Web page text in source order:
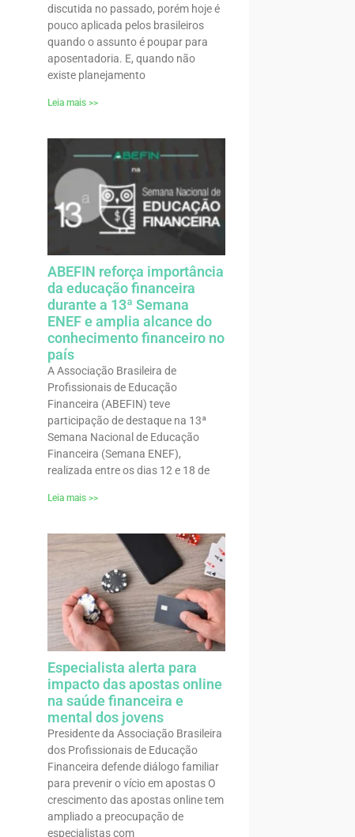
discutida no passado, porém hoje é
pouco aplicada pelos brasileiros
quando o assunto é poupar para
aposentadoria. E, quando não
existe planejamento
Leia mais >>
ABEFIN reforça importância
da educação financeira
durante a 13ª Semana
ENEF e amplia alcance do
conhecimento financeiro no
país
A Associação Brasileira de
Profissionais de Educação
Financeira (ABEFIN) teve
participação de destaque na 13ª
Semana Nacional de Educação
Financeira (Semana ENEF),
realizada entre os dias 12 e 18 de
Leia mais >>
Especialista alerta para
impacto das apostas online
na saúde financeira e
mental dos jovens
Presidente da Associação Brasileira
dos Profissionais de Educação
Financeira defende diálogo familiar
para prevenir o vício em apostas O
crescimento das apostas online tem
ampliado a preocupação de
especialistas com